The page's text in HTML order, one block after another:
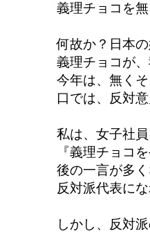
義理チョコを
何故か？日本
義理チョコが
今年は、無く
口では、反対
私は、女子社
『義理チョコ
後の一言が多
反対派代表に
しかし、反対